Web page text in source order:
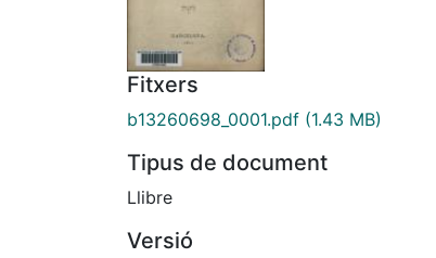
Fitxers
b13260698_0001.pdf (1.43 MB)
Tipus de document
Llibre
Versió